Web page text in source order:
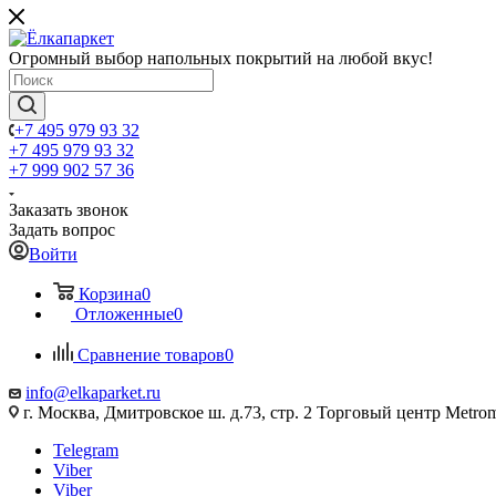
Огромный выбор напольных покрытий на любой вкус!
+7 495 979 93 32
+7 495 979 93 32
+7 999 902 57 36
Заказать звонок
Задать вопрос
Войти
Корзина0
Отложенные0
Сравнение товаров0
info@elkaparket.ru
г. Москва, Дмитровское ш. д.73, стр. 2 Торговый центр
Telegram
Viber
Viber